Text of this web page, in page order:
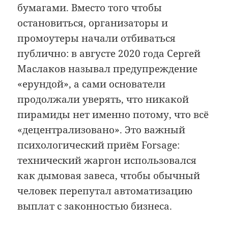
бумагами. Вместо того чтобы
остановиться, организаторы и
промоутеры начали отбиваться
публично: в августе 2020 года Сергей
Маслаков называл предупреждение
«ерундой», а сами основатели
продолжали уверять, что никакой
пирамиды нет именно потому, что всё
«децентрализовано». Это важный
психологический приём Forsage:
технический жаргон использовался
как дымовая завеса, чтобы обычный
человек перепутал автоматизацию
выплат с законностью бизнеса.